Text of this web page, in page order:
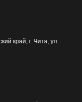
край, г. Чита, ул.